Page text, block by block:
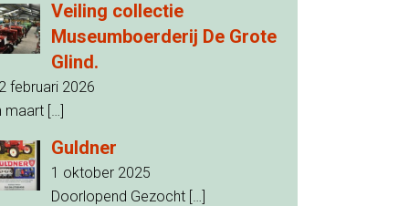
Veiling collectie
Museumboerderij De Grote
Glind.
februari 2026
maart […]
Guldner
1 oktober 2025
Doorlopend Gezocht […]